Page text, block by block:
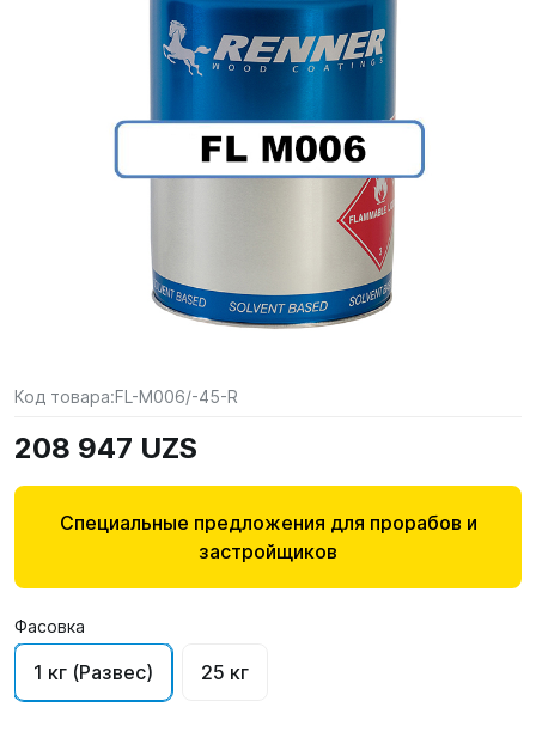
Код товара:FL-M006/-45-R
208 947 UZS
Специальные предложения для прорабов и
застройщиков
Фасовка
1 кг (Развес) 25 кг